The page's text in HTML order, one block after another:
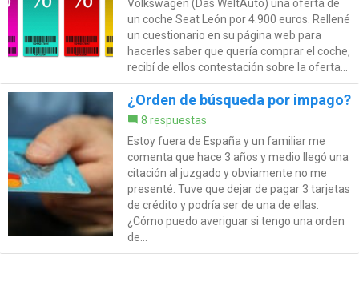
Volkswagen (Das WeltAuto) una oferta de
un coche Seat León por 4.900 euros. Rellené
un cuestionario en su página web para
hacerles saber que quería comprar el coche,
recibí de ellos contestación sobre la oferta...
¿Orden de búsqueda por impago?
8 respuestas
Estoy fuera de España y un familiar me
comenta que hace 3 años y medio llegó una
citación al juzgado y obviamente no me
presenté. Tuve que dejar de pagar 3 tarjetas
de crédito y podría ser de una de ellas.
¿Cómo puedo averiguar si tengo una orden
de...